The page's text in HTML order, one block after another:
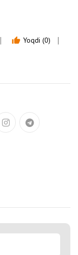
thumb_up Yoqdi (0)